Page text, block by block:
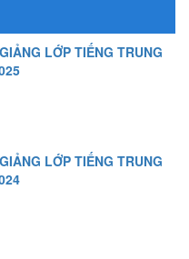
LỚP TIẾNG TRUNG
LỚP TIẾNG TRUNG